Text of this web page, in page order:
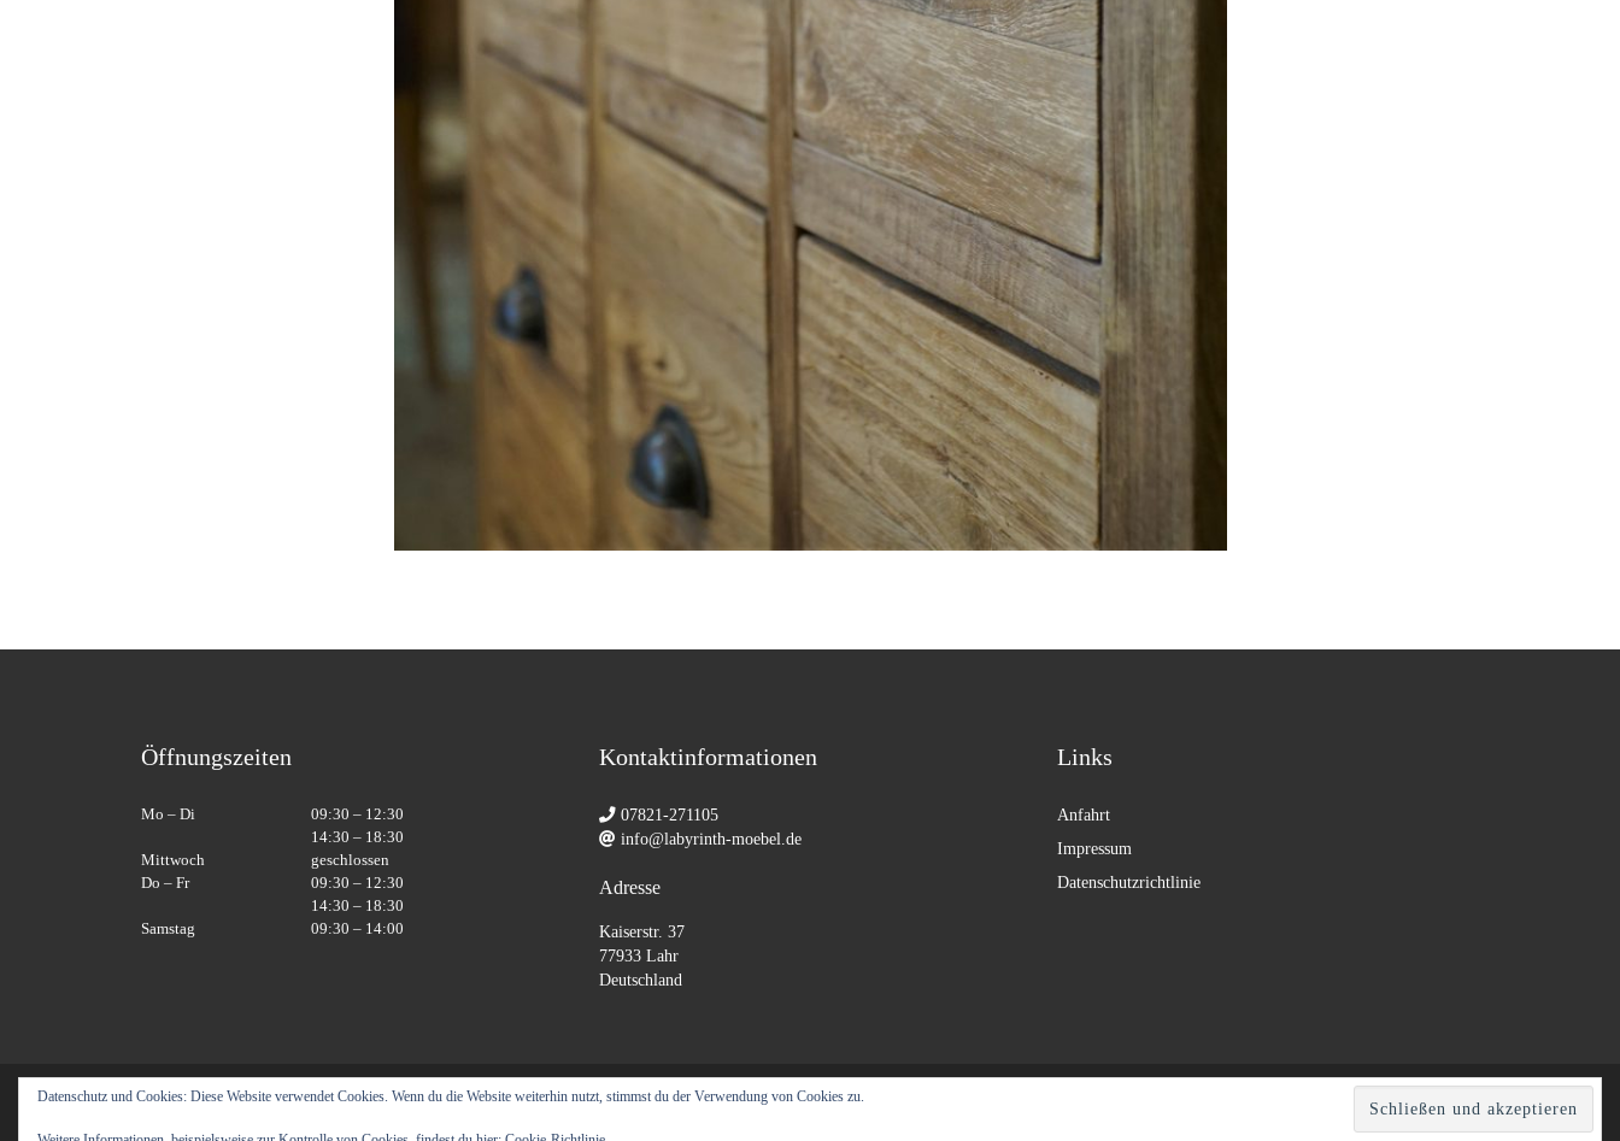
Öffnungszeiten
Mo – Di
09:30 – 12:30
14:30 – 18:30
Mittwoch
geschlossen
Do – Fr
09:30 – 12:30
14:30 – 18:30
Samstag
09:30 – 14:00
Kontaktinformationen
07821-271105
info@labyrinth-moebel.de
Adresse
Kaiserstr. 37
77933 Lahr
Deutschland
Links
Anfahrt
Impressum
Datenschutzrichtlinie
© 2026Labyrinth Moebel– Alle Rechte vorbehalten
Präsentiert vonWP– Entworfen mit demCustomizr-Theme
Datenschutz und Cookies: Diese Website verwendet Cookies. Wenn du die Website weiterhin nutzt, stimmst du der Verwendung von Cookies zu.